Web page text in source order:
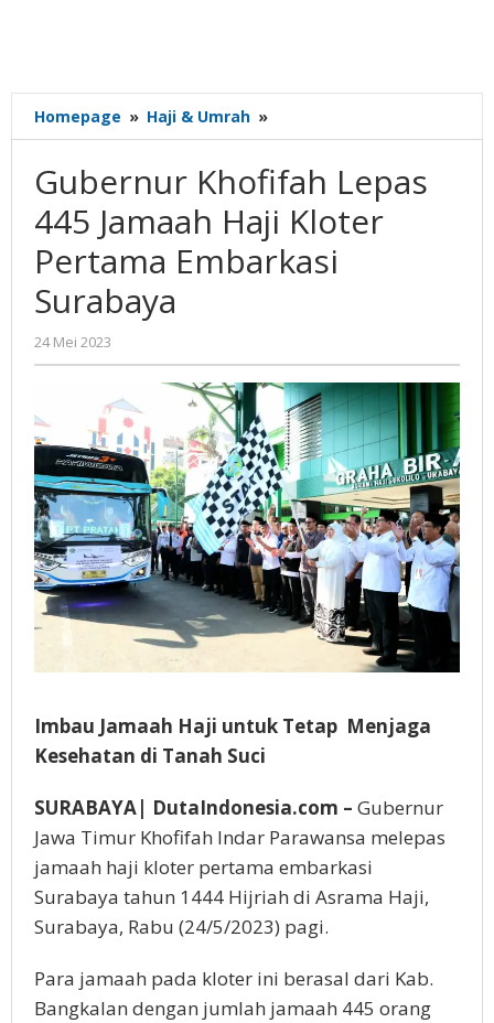
Homepage » Haji & Umrah »
Khofifah
445
Jamaah
Haji
Kloter
Pertama
Gubernur Khofifah Lepas
445 Jamaah Haji Kloter
Pertama Embarkasi
Surabaya
24 Mei 2023
Gatot
Susanto
Imbau Jamaah Haji untuk Tetap Menjaga
Kesehatan di Tanah Suci
SURABAYA| DutaIndonesia.com – Gubernur
Jawa Timur Khofifah Indar Parawansa melepas
jamaah haji kloter pertama embarkasi
Surabaya tahun 1444 Hijriah di Asrama Haji,
Surabaya, Rabu (24/5/2023) pagi.
Para jamaah pada kloter ini berasal dari Kab.
Bangkalan dengan jumlah jamaah 445 orang